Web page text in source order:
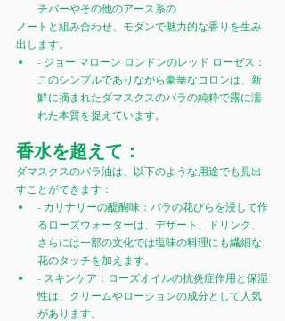
チバーやその他のアース系の
ノートと組み合わせ、モダンで魅力的な香りを生み
出します。
- ジョー マローン ロンドンのレッド ローゼス：
このシンプルでありながら豪華なコロンは、新
鮮に摘まれたダマスクスのバラの純粋で露に濡
れた本質を捉えています。
香水を超えて：
ダマスクスのバラ油は、以下のような用途でも見出
すことができます：
- カリナリーの醍醐味：バラの花びらを浸して作
るローズウォーターは、デザート、ドリンク、
さらには一部の文化では塩味の料理にも繊細な
花のタッチを加えます。
- スキンケア：ローズオイルの抗炎症作用と保湿
性は、クリームやローションの成分として人気
があります。